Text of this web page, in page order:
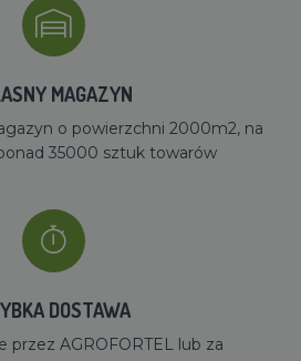
MAGAZYN
o powierzchni 2000m2, na
35000 sztuk towarów
DOSTAWA
przez AGROFORTEL lub za